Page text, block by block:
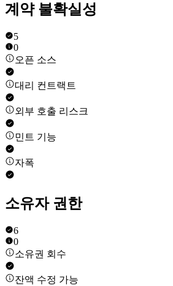
계약 불확실성
5
0
오픈 소스
대리 컨트랙트
외부 호출 리스크
민트 기능
자폭
소유자 권한
6
0
소유권 회수
잔액 수정 가능